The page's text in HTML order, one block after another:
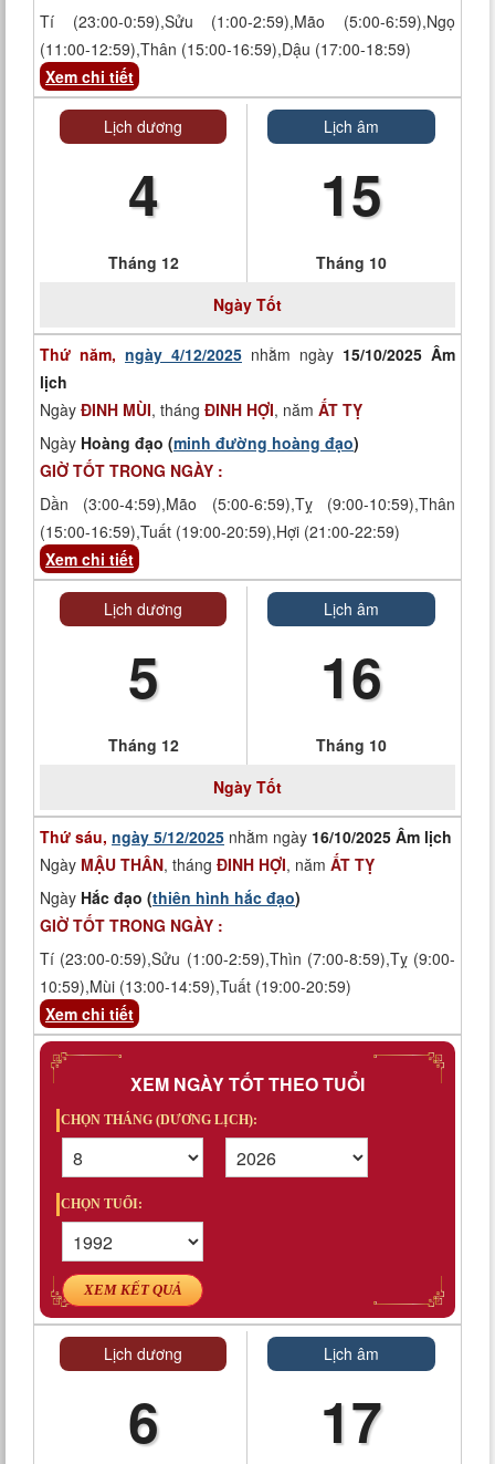
Tí (23:00-0:59),Sửu (1:00-2:59),Mão (5:00-6:59),Ngọ
(11:00-12:59),Thân (15:00-16:59),Dậu (17:00-18:59)
Xem chi tiết
Lịch dương
4
Tháng 12
Lịch âm
15
Tháng 10
Ngày Tốt
Thứ năm, ngày 4/12/2025 nhằm ngày 15/10/2025 Âm
lịch
Ngày ĐINH MÙI, tháng ĐINH HỢI, năm ẤT TỴ
Ngày Hoàng đạo (minh đường hoàng đạo)
GIỜ TỐT TRONG NGÀY :
Dần (3:00-4:59),Mão (5:00-6:59),Tỵ (9:00-10:59),Thân
(15:00-16:59),Tuất (19:00-20:59),Hợi (21:00-22:59)
Xem chi tiết
Lịch dương
5
Tháng 12
Lịch âm
16
Tháng 10
Ngày Tốt
Thứ sáu, ngày 5/12/2025 nhằm ngày 16/10/2025 Âm lịch
Ngày MẬU THÂN, tháng ĐINH HỢI, năm ẤT TỴ
Ngày Hắc đạo (thiên hình hắc đạo)
GIỜ TỐT TRONG NGÀY :
Tí (23:00-0:59),Sửu (1:00-2:59),Thìn (7:00-8:59),Tỵ (9:00-
10:59),Mùi (13:00-14:59),Tuất (19:00-20:59)
Xem chi tiết
XEM NGÀY TỐT THEO TUỔI
CHỌN THÁNG (DƯƠNG LỊCH):
CHỌN TUỔI:
XEM KẾT QUẢ
Lịch dương
6
Lịch âm
17